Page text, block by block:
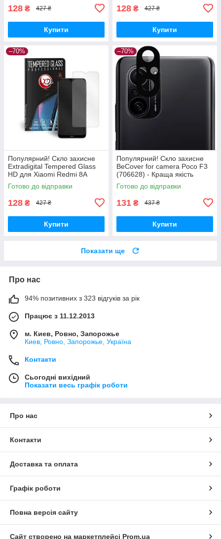
128 ₴ 427 ₴
Купити
128 ₴ 427 ₴
Купити
–70%
Популярний! Скло захисне
Extradigital Tempered Glass
HD для Xiaomi Redmi 8A
(EGL4641) - Краща якість
тільки на Nukleon.com.ua
Готово до відправки
128 ₴ 427 ₴
Купити
–70%
Популярний! Скло захисне
BeCover for camera Poco F3
(706628) - Краща якість
тільки на Nukleon.com.ua
Готово до відправки
131 ₴ 437 ₴
Купити
Показати ще
Про нас
94% позитивних з 323 відгуків за рік
Працює з 11.12.2013
м. Киев, Ровно, Запорожье
Киев, Ровно, Запорожье, Україна
Контакти
Сьогодні вихідний
Показати весь графік роботи
Про нас
Контакти
Доставка та оплата
Графік роботи
Повна версія сайту
Сайт створено на маркетплейсі Prom.ua